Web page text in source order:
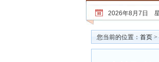
2026年8月7日
您当前的位置： 首页 >